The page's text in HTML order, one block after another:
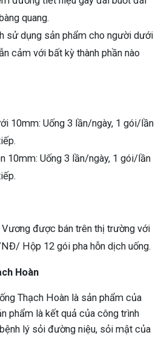
quang.
sử dụng sản phẩm cho người dưới
cảm với bất kỳ thành phần nào
10mm: Uống 3 lần/ngày, 1 gói/lần
10mm: Uống 3 lần/ngày, 1 gói/lần
Vương được bán trên thị trường với
Hộp 12 gói pha hỗn dịch uống.
Hoàn
Thạch Hoàn là sản phẩm của
phẩm là kết quả của công trình
lý sỏi đường niệu, sỏi mật của